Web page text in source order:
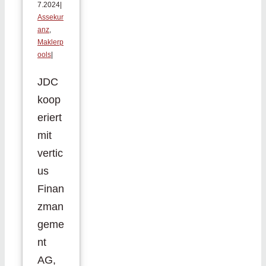
7.2024
Assekur
anz,
Maklerp
ools
JDC
koop
eriert
mit
vertic
us
Finan
zman
geme
nt
AG,